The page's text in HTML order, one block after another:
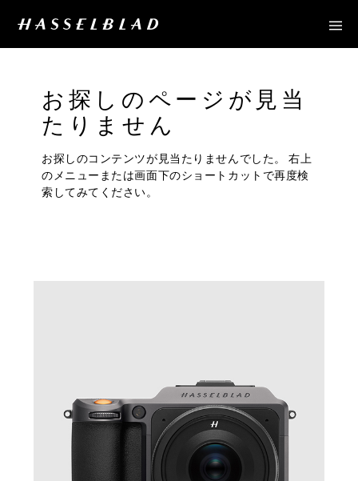
お探しのページが見当
たりません
お探しのコンテンツが見当たりませんでした。 右上
のメニューまたは画面下のショートカットで再度検
索してみてください。